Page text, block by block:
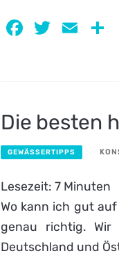
Facebook
Twitter
Die besten
GEWÄSSERTIPPS
Lesezeit: 7 Minuten
Wo kann ich gut
genau richtig.
Deutschland und